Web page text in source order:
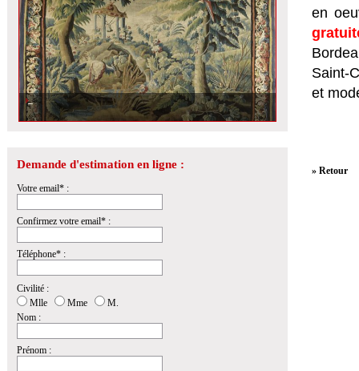
Demande d'estimation en ligne :
Votre email* :
Confirmez votre email* :
Téléphone* :
Civilité :
Mlle
Mme
M.
Nom :
Prénom :
en
Saint-
et
» Retour